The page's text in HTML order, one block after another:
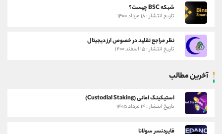
شبکه BSC چیست؟
تاریخ انتشار : ۱۸ مرداد ۱۴۰۰
نظر مراجع تقلید در خصوص ارز دیجیتال
تاریخ انتشار : ۱۵ اسفند ۱۴۰۰
آخرین مطالب
استیکینگ امانی (Custodial Staking)
تاریخ انتشار : ۱۴ مرداد ۱۴۰۵
فایردنسر سولانا